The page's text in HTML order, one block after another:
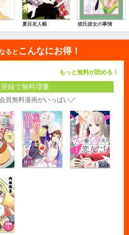
夏目友人帳 彼氏彼女の事情
ると こんなにお得！
もっと無料が読める！
録で無料増量
員無料漫画がいっぱい／